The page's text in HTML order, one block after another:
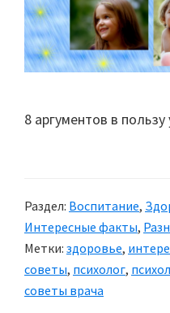
8 аргументов в
Раздел: Воспитание,
Интересные факты,
Метки: здоровье,
советы, психолог,
советы врача